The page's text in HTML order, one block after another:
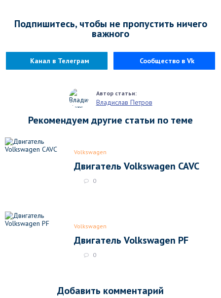
Подпишитесь, чтобы не пропустить ничего
важного
Канал в Телеграм Сообщество в Vk
Владислав Петров
Рекомендуем другие статьи по теме
Volkswagen
Двигатель Volkswagen CAVC
0
Volkswagen
Двигатель Volkswagen PF
0
Добавить комментарий